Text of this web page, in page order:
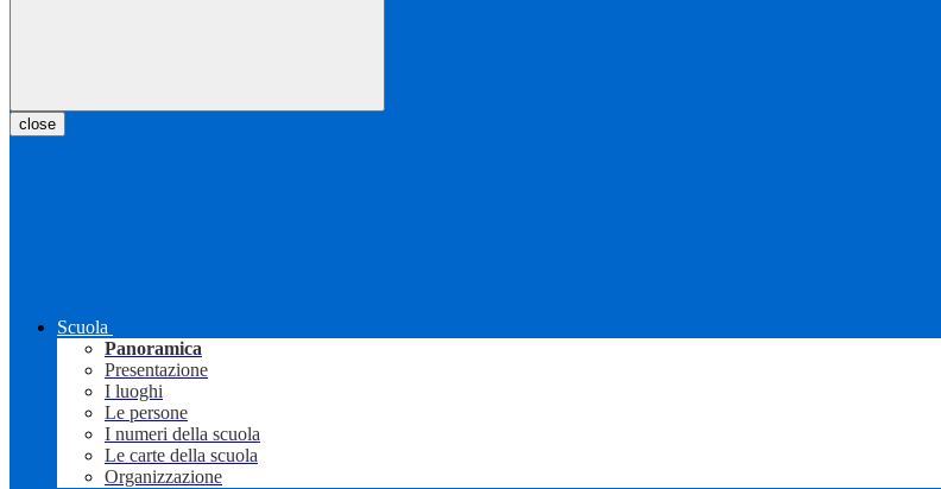
close
Scuola
Panoramica
Presentazione
I luoghi
Le persone
I numeri della scuola
Le carte della scuola
Organizzazione